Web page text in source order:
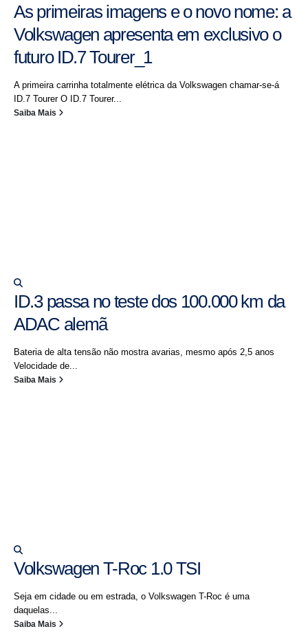
As primeiras imagens e o novo nome: a
Volkswagen apresenta em exclusivo o
futuro ID.7 Tourer_1
A primeira carrinha totalmente elétrica da Volkswagen chamar-se-á
ID.7 Tourer O ID.7 Tourer...
Saiba Mais
ID.3 passa no teste dos 100.000 km da
ADAC alemã
Bateria de alta tensão não mostra avarias, mesmo após 2,5 anos
Velocidade de...
Saiba Mais
Volkswagen T-Roc 1.0 TSI
Seja em cidade ou em estrada, o Volkswagen T-Roc é uma
daquelas...
Saiba Mais